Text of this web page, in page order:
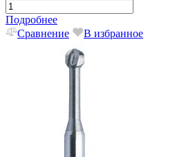
Подробнее
Сравнение
В избранное